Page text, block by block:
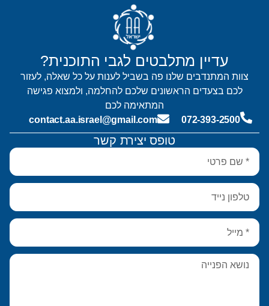
טופס יצירת קשר
עדיין מתלבטים לגבי התוכנית?
צוות המתנדבים שלנו פה בשביל לענות על כל שאלה, לעזור
לכם בצעדים הראשונים שלכם להחלמה, ולמצוא פגישה
המתאימה לכם
072-393-2500
contact.aa.israel@gmail.com